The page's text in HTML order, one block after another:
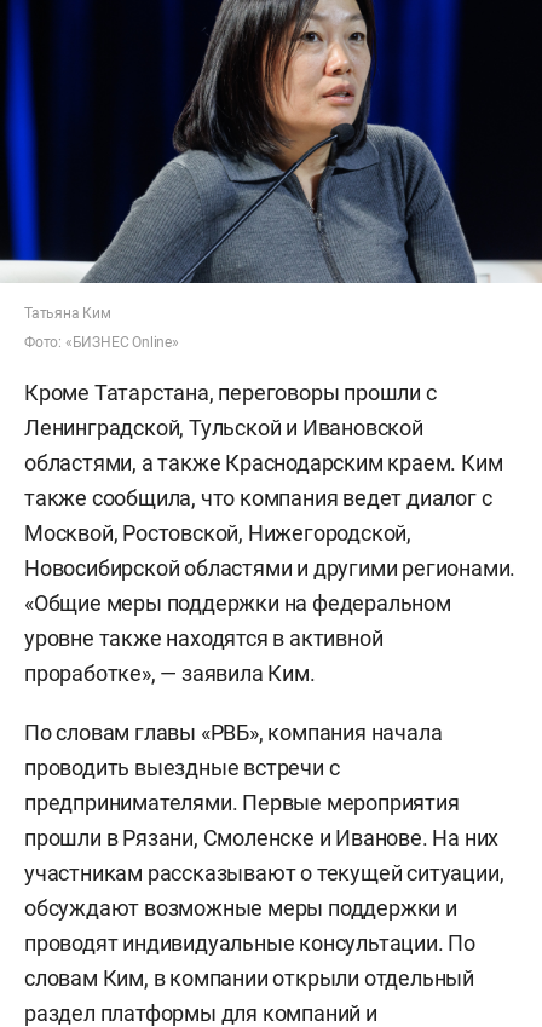
Татьяна Ким
Фото: «БИЗНЕС Online»
Кроме Татарстана, переговоры прошли с
Ленинградской, Тульской и Ивановской
областями, а также Краснодарским краем. Ким
также сообщила, что компания ведет диалог с
Москвой, Ростовской, Нижегородской,
Новосибирской областями и другими регионами.
«Общие меры поддержки на федеральном
уровне также находятся в активной
проработке», — заявила Ким.
По словам главы «РВБ», компания начала
проводить выездные встречи с
предпринимателями. Первые мероприятия
прошли в Рязани, Смоленске и Иванове. На них
участникам рассказывают о текущей ситуации,
обсуждают возможные меры поддержки и
проводят индивидуальные консультации. По
словам Ким, в компании открыли отдельный
раздел платформы для компаний и